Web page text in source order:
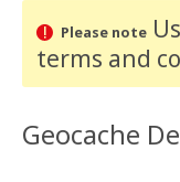
Please note
terms and
Geocache